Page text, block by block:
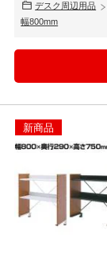
デスク周辺用品
幅800mm
新商品